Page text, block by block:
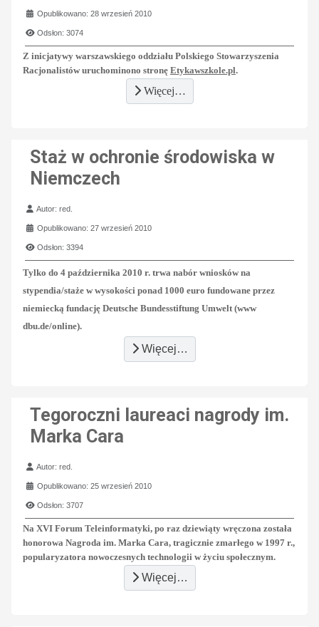
Opublikowano: 28 wrzesień 2010
Odsłon: 3074
Z inicjatywy warszawskiego oddziału Polskiego Stowarzyszenia
Racjonalistów uruchominono stronę Etykawszkole.pl.
Więcej…
Staż w ochronie środowiska w
Niemczech
Szczegóły
Autor:red.
Opublikowano: 27 wrzesień 2010
Odsłon: 3394
Tylko do 4 października 2010 r. trwa nabór wniosków na
stypendia/staże w wysokości ponad 1000 euro fundowane przez
niemiecką fundację Deutsche Bundesstiftung Umwelt (www
dbu.de/online).
Więcej…
Tegoroczni laureaci nagrody im.
Marka Cara
Szczegóły
Autor:red.
Opublikowano: 25 wrzesień 2010
Odsłon: 3707
Na XVI Forum Teleinformatyki, po raz dziewiąty wręczona została
honorowa Nagroda im. Marka Cara, tragicznie zmarłego w 1997 r.,
popularyzatora nowoczesnych technologii w życiu społecznym.
Więcej…